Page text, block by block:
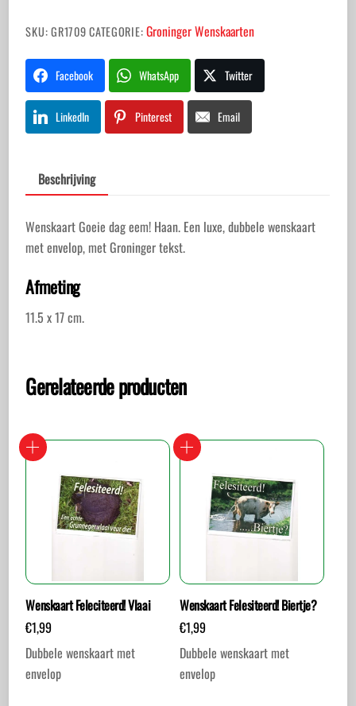
SKU:GR1709CATEGORIE:Groninger Wenskaarten
Facebook WhatsApp Twitter
LinkedIn Pinterest Email
Beschrijving
Wenskaart Goeie dag eem! Haan. Een luxe, dubbele wenskaart
met envelop, met Groninger tekst.
Afmeting
11.5 x 17 cm.
Gerelateerde producten
Wenskaart Feleciteerd! Vlaai
€1,99
Dubbele wenskaart met
envelop
Wenskaart Felesiteerd! Biertje?
€1,99
Dubbele wenskaart met
envelop